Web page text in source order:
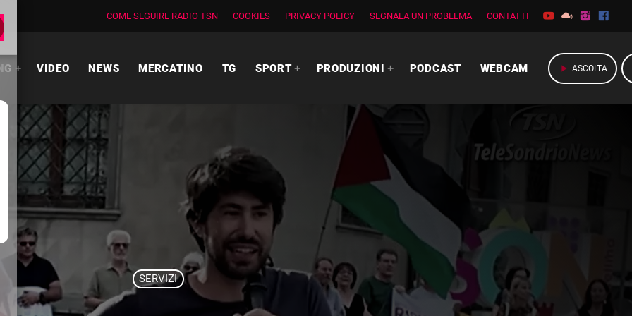
COME SEGUIRE RADIO TSN COOKIES PRIVACY POLICY SEGNALA UN PROBLEMA CONTATTI
VIDEO NEWS MERCATINO TG SPORT PRODUZIONI PODCAST WEBCAM play_arrow ASCOLTA
SERVIZI